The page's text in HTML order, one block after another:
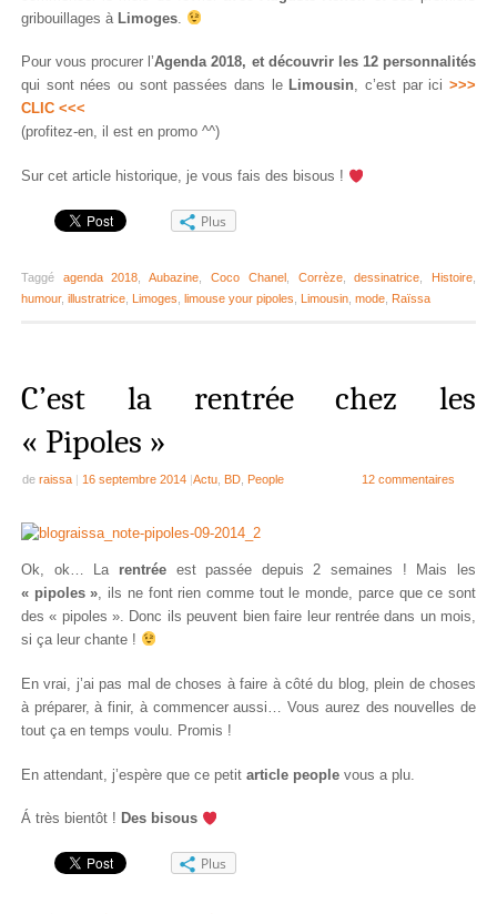
gribouillages à Limoges.
Pour vous procurer l’Agenda 2018, et découvrir les 12 personnalités
qui sont nées ou sont passées dans le Limousin, c’est par ici>>>
CLIC <<<
(profitez-en, il est en promo ^^)
Sur cet article historique, je vous fais des bisous !
Plus
Taggé agenda 2018 ,Aubazine ,Coco Chanel, Corrèze,dessinatrice Histoire
humour, illustratrice, Limoges limouse your pipoles Limousin, mode, Raïssa
C’est la rentrée chez les
« Pipoles »
de raissa | 16 septembre 2014 |Actu, BD, People 12 commentaires
Ok, ok… La rentréeest passée depuis 2 semaines ! Mais les
« pipoles », ils ne font rien comme tout le monde, parce que ce sont
des « pipoles ». Donc ils peuvent bien faire leur rentrée dans un mois,
si ça leur chante !
En vrai, j’ai pas mal de choses à faire à côté du blog, plein de choses
à préparer, à finir, à commencer aussi… Vous aurez des nouvelles de
tout ça en temps voulu. Promis !
En attendant, j’espère que ce petit article peoplevous a plu.
Á très bientôt ! Des bisous
Plus